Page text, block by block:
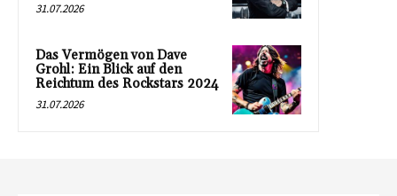
31.07.2026
Das Vermögen von Dave
Grohl: Ein Blick auf den
Reichtum des Rockstars 2024
31.07.2026